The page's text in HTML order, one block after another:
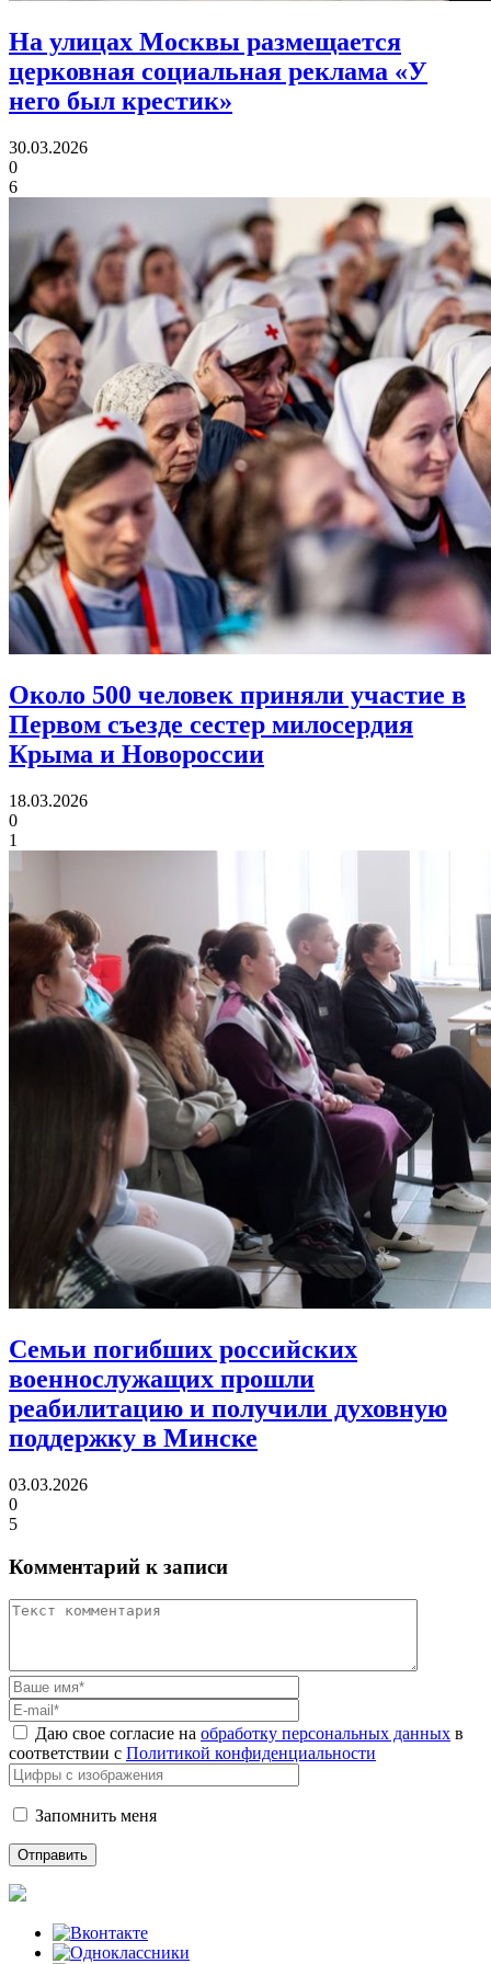
На улицах Москвы размещается
церковная социальная реклама «У
него был крестик»
30.03.2026
0
6
Около 500 человек приняли участие в
Первом съезде сестер милосердия
Крыма и Новороссии
18.03.2026
0
1
Семьи погибших российских
военнослужащих прошли
реабилитацию и получили духовную
поддержку в Минске
03.03.2026
0
5
Комментарий к записи
Даю свое согласие на обработку персональных данных в
соответствии с Политикой конфиденциальности
Запомнить меня